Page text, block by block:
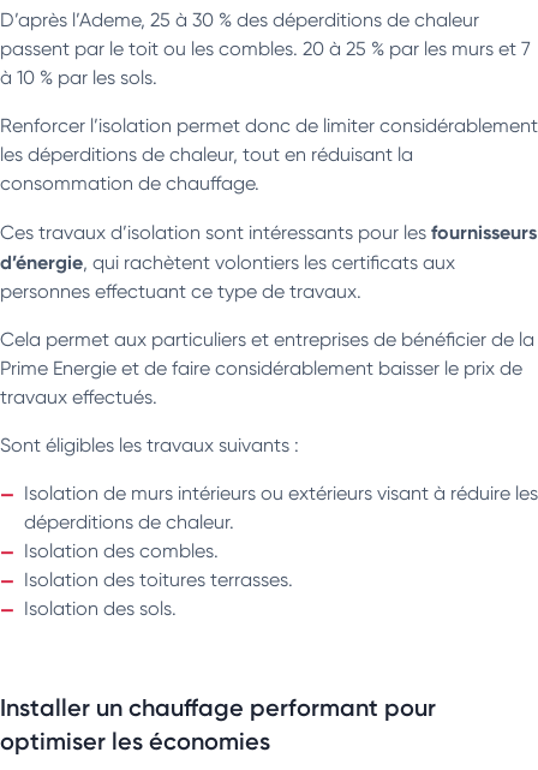
D’après l’Ademe, 25 à 30 % des déperditions de chaleur
passent par le toit ou les combles. 20 à 25 % par les murs et 7
à 10 % par les sols.
Renforcer l’isolation permet donc de limiter considérablement
les déperditions de chaleur, tout en réduisant la
consommation de chauffage.
Ces travaux d’isolation sont intéressants pour les fournisseurs
d’énergie, qui rachètent volontiers les certificats aux
personnes effectuant ce type de travaux.
Cela permet aux particuliers et entreprises de bénéficier de la
Prime Energie et de faire considérablement baisser le prix de
travaux effectués.
Sont éligibles les travaux suivants :
Isolation de murs intérieurs ou extérieurs visant à réduire les
déperditions de chaleur.
Isolation des combles.
Isolation des toitures terrasses.
Isolation des sols.
Installer un chauffage performant pour
optimiser les économies